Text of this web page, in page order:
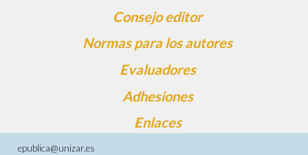
Consejo editor
Normas para los autores
Evaluadores
Adhesiones
Enlaces
epublica@unizar.es